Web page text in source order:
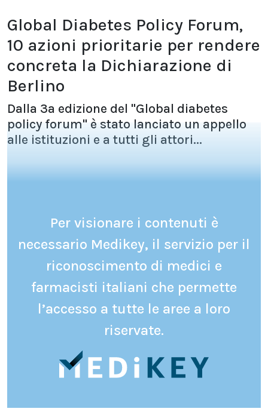
Global Diabetes Policy Forum,
10 azioni prioritarie per rendere
concreta la Dichiarazione di
Berlino
Dalla 3a edizione del "Global diabetes
policy forum" è stato lanciato un appello
alle istituzioni e a tutti gli attori...
Per visionare i contenuti è
necessario Medikey, il servizio per il
riconoscimento di medici e
farmacisti italiani che permette
l’accesso a tutte le aree a loro
riservate.